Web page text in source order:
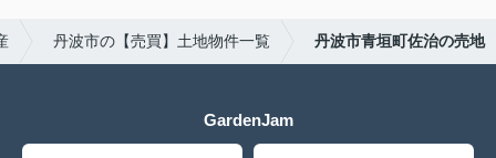
丹波市の【売買】土地物件一覧 丹波市青垣町佐治の売地
GardenJam